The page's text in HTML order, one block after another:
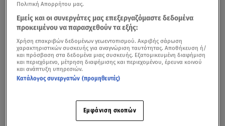
Με το
νέο τμήμα της Ολυμπίας Οδού να δίνεται πλέον
στην κυκλοφορία, η διαδρομήΑθήνα (από το ύψος στο
Δαχτυλίδι της λεωφόρου Κηφισίας) – Πάτραθα είναι
εφικτήμέσα σε 99 λεπτά (δηλαδή 1,5 περίπου ώρα) και
μάλισταχωρίς το πόδι να πατήσει βαθιά το γκάζι.
Kαι πάνω απ΄όλα, η διαδρομή θα γίνεται με ασφάλεια,
Πολιτική Απορρήτου μας.
Εμείς και οι συνεργάτες μας επεξεργαζόμαστε δεδομένα
προκειμένου να παρασχεθούν τα εξής:
Χρήση επακριβών δεδομένων γεωεντοπισμού. Ακριβής σάρωση
χαρακτηριστικών συσκευής για αναγνώριση ταυτότητας. Αποθήκευση ή/
και πρόσβαση στα δεδομένα μιας συσκευής. Εξατομικευμένη διαφήμιση
και περιεχόμενο, μέτρηση διαφήμισης και περιεχομένου, έρευνα κοινού
και ανάπτυξη υπηρεσιών.
Κατάλογος συνεργατών (προμηθευτές)
Εμφάνιση σκοπών